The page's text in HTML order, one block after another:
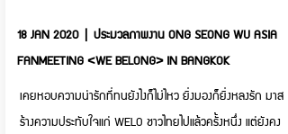
18 JAN 2020 | ประมวลภาพงาน ONG SEONG WU ASIA
FANMEETING <WE BELONG> IN BANGKOK
เคยหอบความน่ารักที่ทนยังไงก็ไม่ไหว ยิ่งมองก็ยิ่งหลงรัก มาส
ร้างความประทับใจแก่ WELO ชาวไทยไปแล้วครั้งหนึ่ง แต่ยังคง